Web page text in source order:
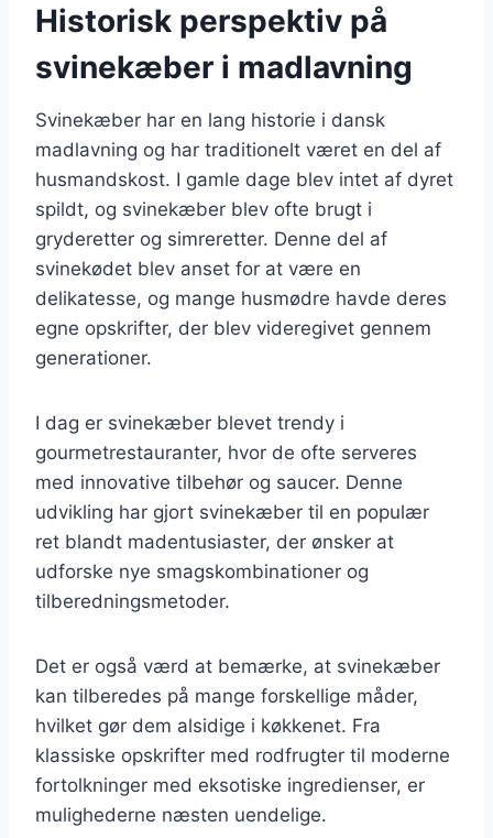
Historisk perspektiv på
svinekæber i madlavning
Svinekæber har en lang historie i dansk
madlavning og har traditionelt været en del af
husmandskost. I gamle dage blev intet af dyret
spildt, og svinekæber blev ofte brugt i
gryderetter og simreretter. Denne del af
svinekødet blev anset for at være en
delikatesse, og mange husmødre havde deres
egne opskrifter, der blev videregivet gennem
generationer.
I dag er svinekæber blevet trendy i
gourmetrestauranter, hvor de ofte serveres
med innovative tilbehør og saucer. Denne
udvikling har gjort svinekæber til en populær
ret blandt madentusiaster, der ønsker at
udforske nye smagskombinationer og
tilberedningsmetoder.
Det er også værd at bemærke, at svinekæber
kan tilberedes på mange forskellige måder,
hvilket gør dem alsidige i køkkenet. Fra
klassiske opskrifter med rodfrugter til moderne
fortolkninger med eksotiske ingredienser, er
mulighederne næsten uendelige.